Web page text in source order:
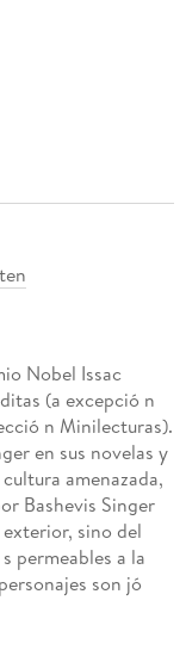
Nobel Issac
(a excepció n
n Minilecturas).
en sus novelas y
amenazada,
Bashevis Singer
sino del
permeables a la
son jó